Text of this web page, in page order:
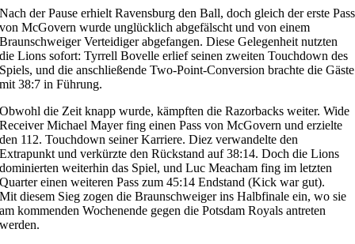
Nach der Pause erhielt Ravensburg den Ball, doch gleich der erste Pass
von McGovern wurde unglücklich abgefälscht und von einem
Braunschweiger Verteidiger abgefangen. Diese Gelegenheit nutzten
die Lions sofort: Tyrrell Bovelle erlief seinen zweiten Touchdown des
Spiels, und die anschließende Two-Point-Conversion brachte die Gäste
mit 38:7 in Führung.
Obwohl die Zeit knapp wurde, kämpften die Razorbacks weiter. Wide
Receiver Michael Mayer fing einen Pass von McGovern und erzielte
den 112. Touchdown seiner Karriere. Diez verwandelte den
Extrapunkt und verkürzte den Rückstand auf 38:14. Doch die Lions
dominierten weiterhin das Spiel, und Luc Meacham fing im letzten
Quarter einen weiteren Pass zum 45:14 Endstand (Kick war gut).
Mit diesem Sieg zogen die Braunschweiger ins Halbfinale ein, wo sie
am kommenden Wochenende gegen die Potsdam Royals antreten
werden.